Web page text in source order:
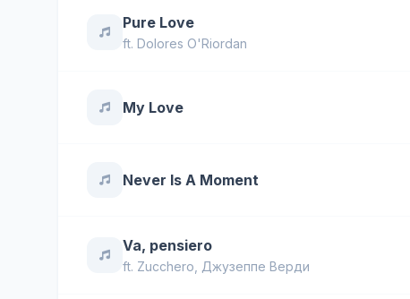
Pure Love
ft. Dolores O'Riordan
My Love
Never Is A Moment
Va, pensiero
ft. Zucchero Джузеппе Верди